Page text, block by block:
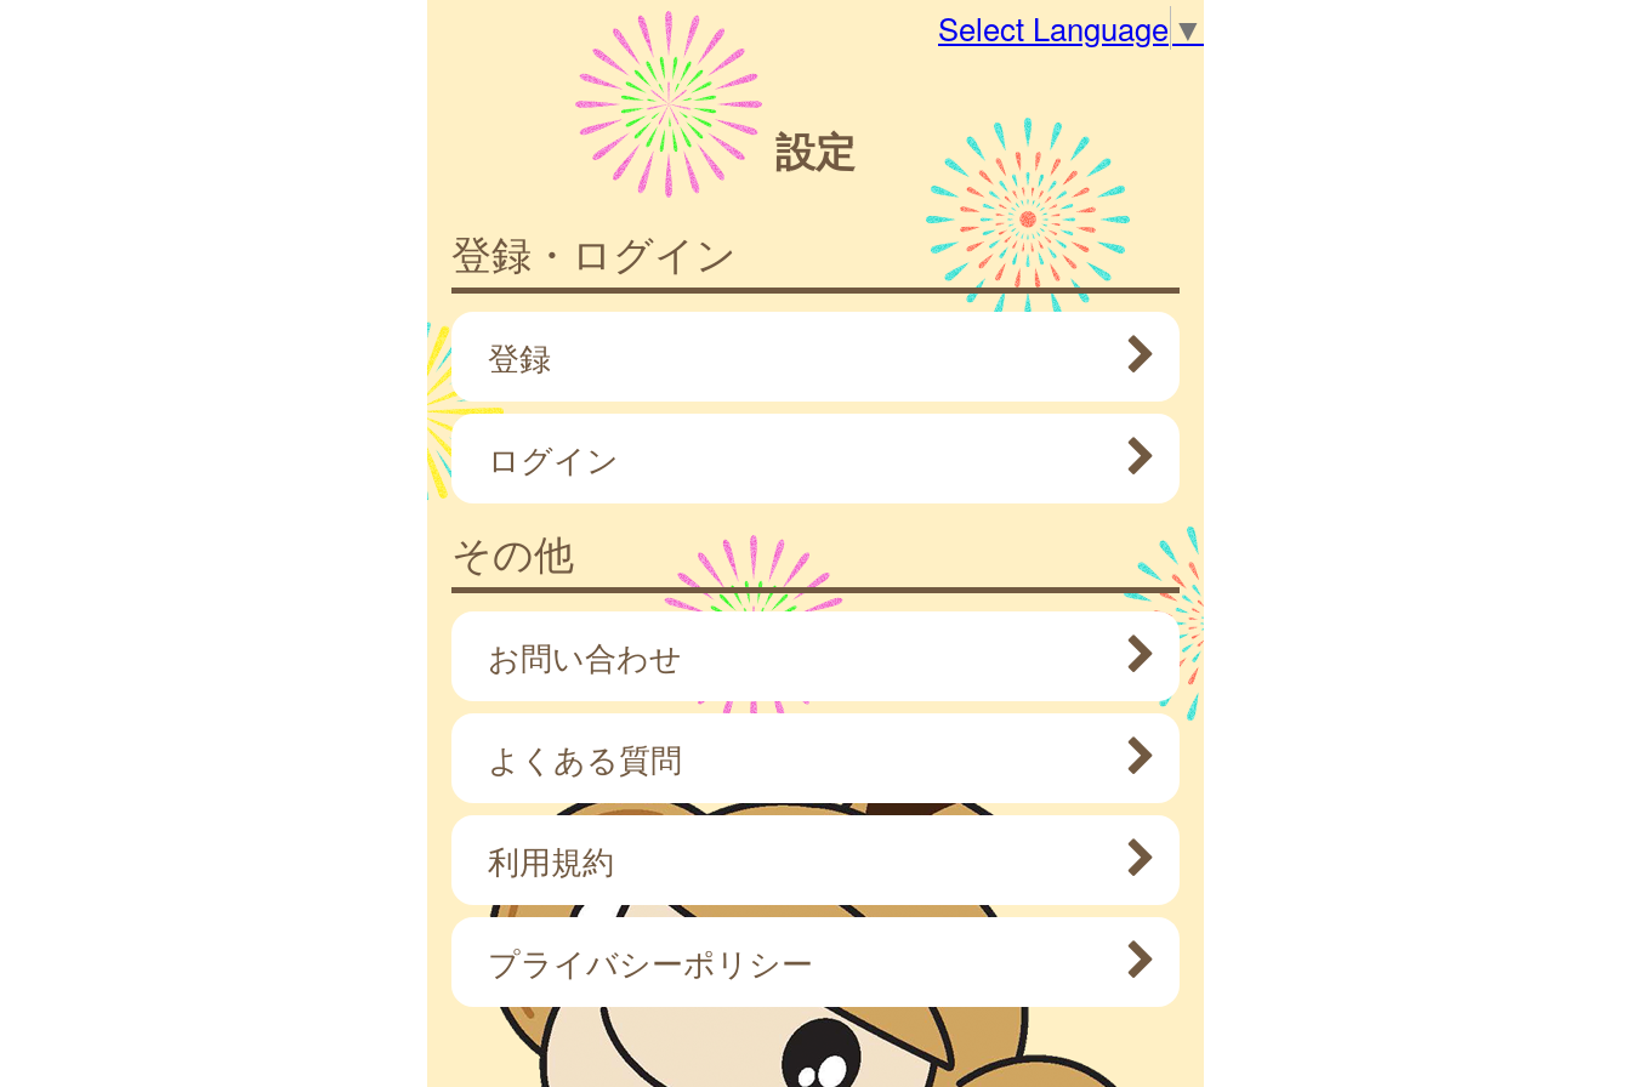
Select Language ▼
設定
登録・ログイン
登録
ログイン
その他
お問い合わせ
よくある質問
利用規約
プライバシーポリシー